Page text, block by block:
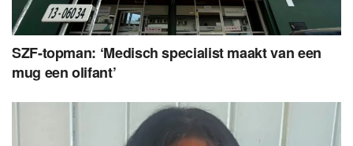
SZF-topman: ‘Medisch specialist maakt van een
mug een olifant’